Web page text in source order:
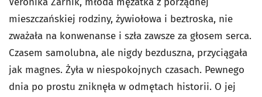
mieszczańskiej rodziny, żywiołowa i beztroska, nie
zważała na konwenanse i szła zawsze za głosem serca.
Czasem samolubna, ale nigdy bezduszna, przyciągała
jak magnes. Żyła w niespokojnych czasach. Pewnego
dnia po prostu zniknęła w odmętach historii. O jej